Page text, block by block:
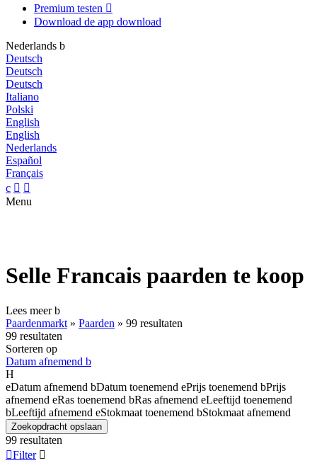
Premium testen 
Download de app download
Nederlands b
Deutsch
Deutsch
Deutsch
Italiano
Polski
English
English
Nederlands
Español
Français
c  
Menu
Selle Francais paarden te koop
Lees meerb
Paardenmarkt » Paarden » 99 resultaten
99 resultaten
Sorteren op
Datum afnemend b
H
eDatum afnemend bDatum toenemend ePrijs toenemend bPrijs
afnemend eRas toenemend bRas afnemend eLeeftijd toenemend
bLeeftijd afnemend eStokmaat toenemend bStokmaat afnemend
Zoekopdracht opslaan
99 resultaten
Filter 